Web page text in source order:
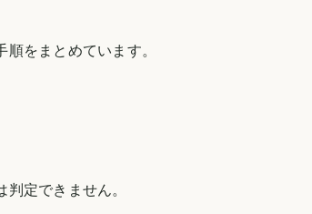
をまとめています。
定できません。